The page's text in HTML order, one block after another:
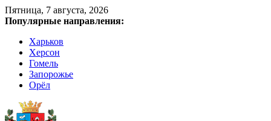
Пятница, 7 августа, 2026
Популярные направления:
Харьков
Херсон
Гомель
Запорожье
Орёл